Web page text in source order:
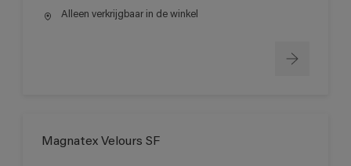
Alleen verkrijgbaar in de winkel
Magnatex Velours SF